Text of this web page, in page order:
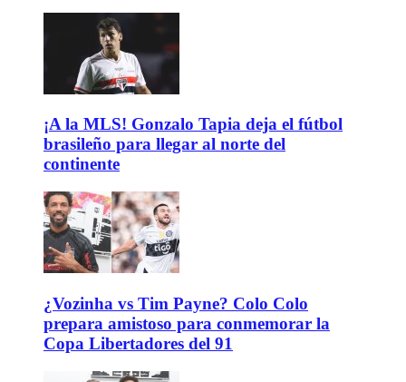
¡A la MLS! Gonzalo Tapia deja el fútbol
brasileño para llegar al norte del
continente
¿Vozinha vs Tim Payne? Colo Colo
prepara amistoso para conmemorar la
Copa Libertadores del 91